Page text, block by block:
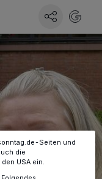
von OK aktivieren Sie
Partner
aufgeführten
Inhalte und
für Sie. Sie können
Einstellungen zu
Sie auf den Link
der Webseite klicken.
Weitere
Seiten und
die
USA ein.